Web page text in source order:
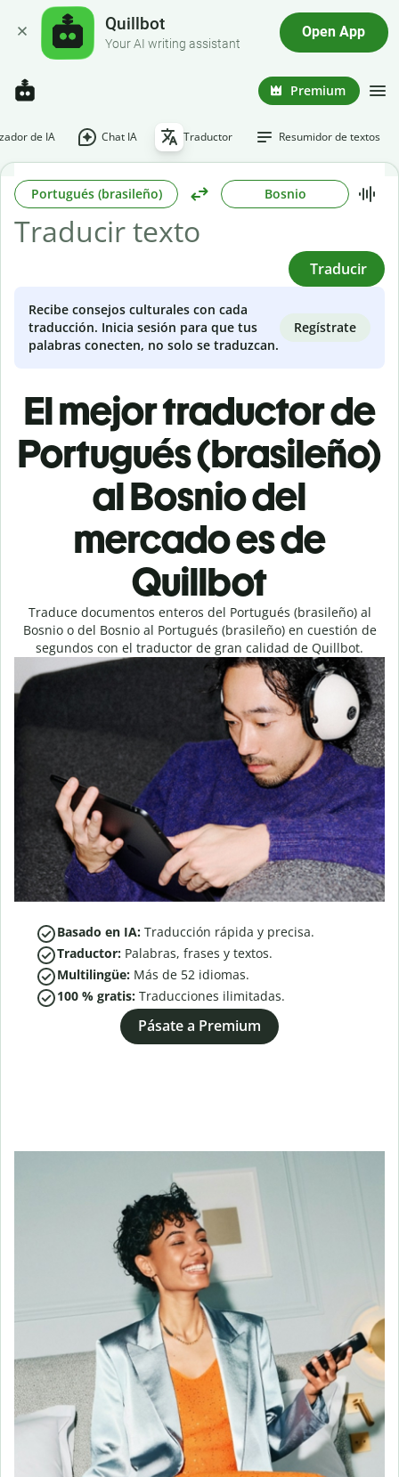
Quillbot
Your AI writing assistant
Open App
Premium
de IA Chat IA Traductor Resumidor de textos
Portugués (brasileño) Bosnio
Traducir
Recibe consejos culturales con cada
traducción. Inicia sesión para que tus
palabras conecten, no solo se traduzcan.
Regístrate
El mejor traductor de
Portugués (brasileño)
al Bosnio del
mercado es de
Quillbot
Traduce documentos enteros del Portugués (brasileño) al
Bosnio o del Bosnio al Portugués (brasileño) en cuestión de
segundos con el traductor de gran calidad de Quillbot.
Basado en IA: Traducción rápida y precisa.
Traductor: Palabras, frases y textos.
Multilingüe: Más de 52 idiomas.
100 % gratis: Traducciones ilimitadas.
Pásate a Premium